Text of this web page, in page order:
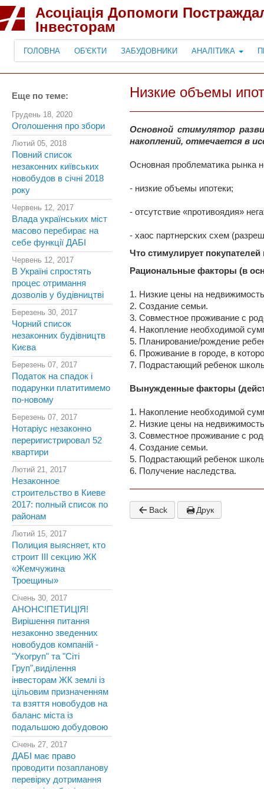
Асоціація Допомоги
Інвесторам
ГОЛОВНА ОБ'ЄКТИ ЗАБУДОВНИКИ АНАЛІТИКА
Еще по теме:
Грудень 18, 2020
Оголошення про збори
Лютий 05, 2018
Повний список
незаконних київських
новобудов в січні 2018
року
Червень 12, 2017
Влада українських міст
масово перебирає на
себе функції ДАБІ
Червень 12, 2017
В Україні спростять
процес отримання
дозволів у будівництві
Березень 30, 2017
Чорний список
незаконних будівництв
Києва
Березень 07, 2017
Податок на спадок і
подарунки платитимемо
по-новому
Березень 07, 2017
Нотаріус незаконно
переригистрировал 52
квартири
Лютий 21, 2017
Незаконное
строительство в Киеве
2017: полный список по
районам
Лютий 15, 2017
Полиция выясняет, кто
строит III секцию ЖК
«Жемчужина
Троещины»
Січень 30, 2017
АНОНС!ПЕТИЦІЯ!
Вирішення питання
незаконно зведенних
новобудов компаній -
"Укогруп" та "Сіті
Груп",виділення
інвесторам ЖК землі із
цільовим призначенням
та взяття новобудов на
баланс міста із
подальшою добудовою
Січень 27, 2017
ДАБІ має право
проводити позапланову
перевірку дотримання
Низкие объемы
Основной стимулятор
накоплений, отмечается в
Основная проблематика рынка
- низкие объемы ипотеки;
- отсутствие «противоядия»
- хаос партнерских схем
Что стимулирует
Рациональные факторы (в
1. Низкие цены на
2. Создание семьи.
3. Совместное проживание с
4. Накопление необходимой
5. Планирование/рождение
6. Проживание в городе, в
7. Подрастающий ребенок
Вынужденные факторы
1. Накопление необходимой
2. Низкие цены на
3. Совместное проживание с
4. Создание семьи.
5. Подрастающий ребенок
6. Получение наследства.
Back Друк